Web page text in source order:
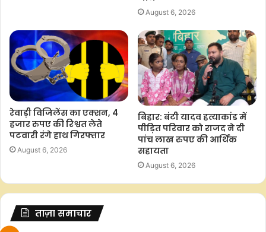
August 6, 2026
रेवाड़ी विजिलेंस का एक्शन, 4
हजार रुपए की रिश्वत लेते
पटवारी रंगे हाथ गिरफ्तार
August 6, 2026
बिहार: बंटी यादव हत्याकांड में
पीड़ित परिवार को राजद ने दी
पांच लाख रुपए की आर्थिक
सहायता
August 6, 2026
ताज़ा समाचार